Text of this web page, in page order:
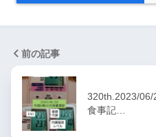
前の記事
320th.2023/06/
食事記…